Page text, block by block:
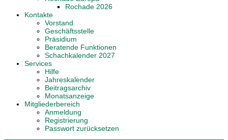
Rochade 2026
Kontakte
Vorstand
Geschäftsstelle
Präsidium
Beratende Funktionen
Schachkalender 2027
Services
Hilfe
Jahreskalender
Beitragsarchiv
Monatsanzeige
Mitgliederbereich
Anmeldung
Registrierung
Passwort zurücksetzen